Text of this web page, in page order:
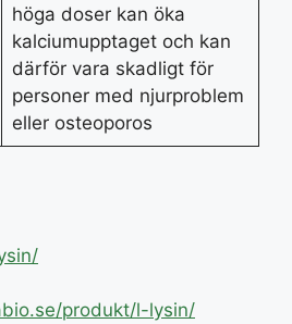
höga doser kan öka
kalciumupptaget och kan
därför vara skadligt för
personer med njurproblem
eller osteoporos
produkt/l-lysin/